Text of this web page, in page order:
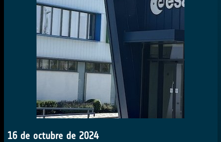
16 de octubre de 2024